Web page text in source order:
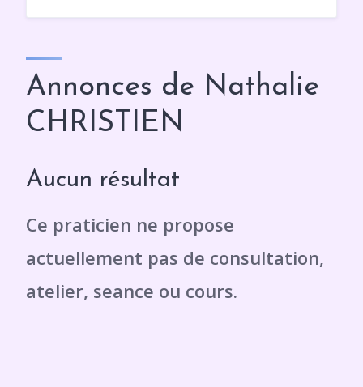
Annonces de Nathalie
CHRISTIEN
Aucun résultat